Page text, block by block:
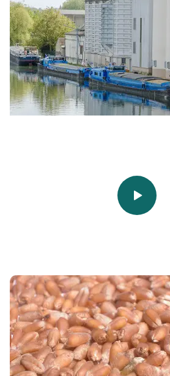
Marchés céréaliers -
volatilité des prix ?
Dans un marché mondialisé, les prix
influencés par de nombreux facteurs...
15 NOV. 2018
Teneur en protéines du blé
s’adapter aux demandes des
Les organismes stockeurs et les
portent une attention...
18 AVR. 2024